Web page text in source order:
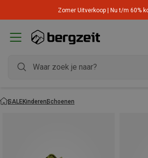
Zomer Uitverkoop | Nu t/m 60%
SALEKinderenSchoenen